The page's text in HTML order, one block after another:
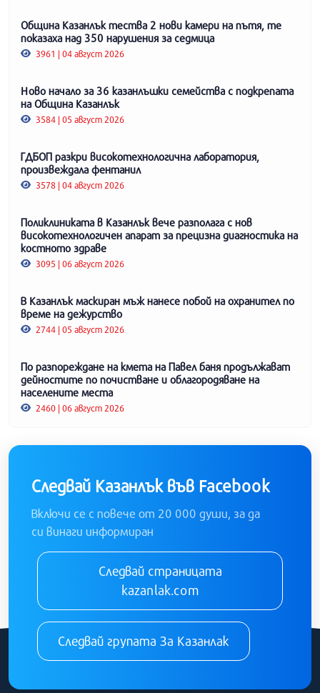
Община Казанлък тества 2 нови камери на пътя, те
показаха над 350 нарушения за седмица
3961 | 04 август 2026
Ново начало за 36 казанлъшки семейства с подкрепата
на Община Казанлък
3584 | 05 август 2026
ГДБОП разкри високотехнологична лаборатория,
произвеждала фентанил
3578 | 04 август 2026
Поликлиниката в Казанлък вече разполага с нов
високотехнологичен апарат за прецизна диагностика на
костното здраве
3095 | 06 август 2026
В Казанлък маскиран мъж нанесе побой на охранител по
време на дежурство
2744 | 05 август 2026
По разпореждане на кмета на Павел баня продължават
дейностите по почистване и облагородяване на
населените места
2460 | 06 август 2026
Следвай Казанлък във Facebook
Включи се с повече от 20 000 души, за да
си винаги информиран
Следвай страницата
kazanlak.com
Следвай групата За Казанлак